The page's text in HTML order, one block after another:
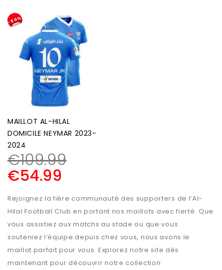
-50%
MAILLOT AL-HILAL
DOMICILE NEYMAR 2023-
2024
€109.99
€54.99
Rejoignez la fière communauté des supporters de l’Al-
Hilal Football Club en portant nos maillots avec fierté. Que
vous assistiez aux matchs au stade ou que vous
souteniez l’équipe depuis chez vous, nous avons le
maillot parfait pour vous. Explorez notre site dès
maintenant pour découvrir notre collection